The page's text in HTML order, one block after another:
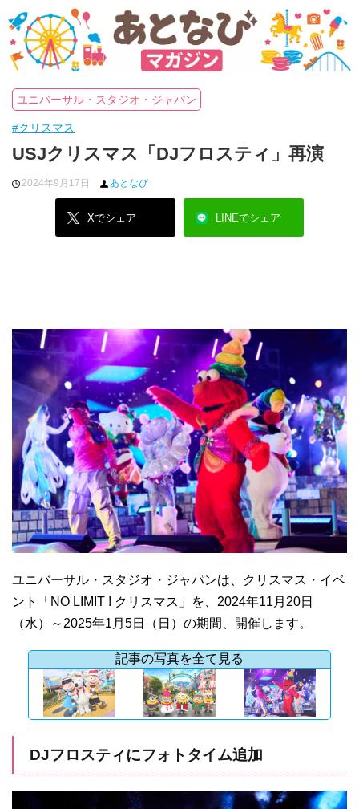
ユニバーサル・スタジオ・ジャパン
#クリスマス
USJクリスマス「DJフロスティ」再演
2024年9月17日 あとなび
Xでシェア LINEでシェア
ユニバーサル・スタジオ・ジャパンは、クリスマス・イベ
ント「NO LIMIT ! クリスマス」を、2024年11月20日
（水）～2025年1月5日（日）の期間、開催します。
記事の写真を全て見る
DJフロスティにフォトタイム追加